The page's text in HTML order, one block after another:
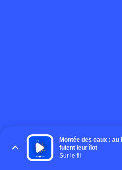
Montée des eaux :
fuient leur îlot
Sur le fil